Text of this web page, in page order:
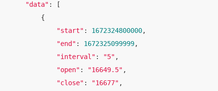
"data" : [
        {
"start" : 1672324800000,
"end" : 1672325099999,
"interval" : "5" ,
"open" : "16649.5" ,
"close" : "16677" ,